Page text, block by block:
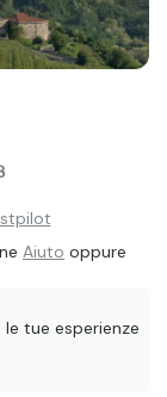
Aiuto oppure
le tue esperienze